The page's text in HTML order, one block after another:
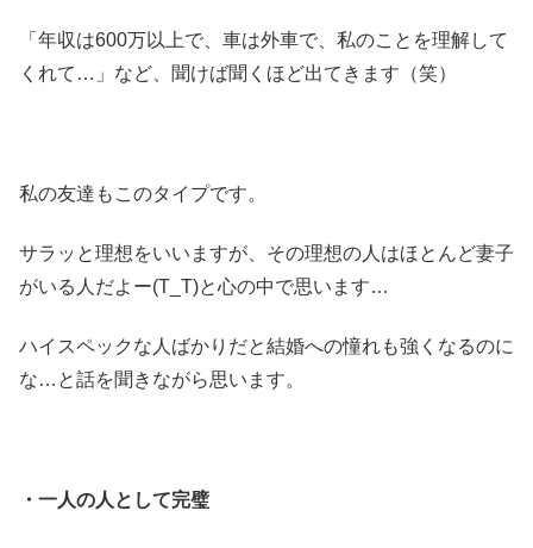
「年収は600万以上で、車は外車で、私のことを理解して
くれて…」など、聞けば聞くほど出てきます（笑）
私の友達もこのタイプです。
サラッと理想をいいますが、その理想の人はほとんど妻子
がいる人だよー(T_T)と心の中で思います…
ハイスペックな人ばかりだと結婚への憧れも強くなるのに
な…と話を聞きながら思います。
・一人の人として完璧